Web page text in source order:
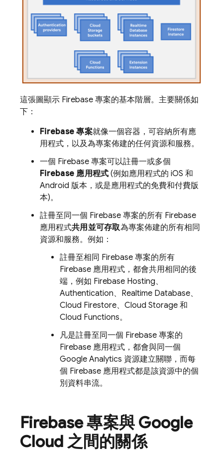
這張圖顯示 Firebase 專案的基本階層。主要關係如
下：
Firebase 專案就像一個容器，可容納所有應
用程式，以及為專案佈建的任何資源和服務。
一個 Firebase 專案可以註冊一或多個
Firebase 應用程式 (例如應用程式的 iOS 和
Android 版本，或是應用程式的免費和付費版
本)。
註冊至同一個 Firebase 專案的所有 Firebase
應用程式共用並可存取為專案佈建的所有相同
資源和服務。例如：
註冊至相同 Firebase 專案的所有
Firebase 應用程式，都會共用相同的後
端，例如 Firebase Hosting、
Authentication、 Realtime Database、
Cloud Firestore、 Cloud Storage 和
Cloud Functions。
凡是註冊至同一個 Firebase 專案的
Firebase 應用程式，都會與同一個
Google Analytics 資源建立關聯，而每
個 Firebase 應用程式都是該資源中的個
別資料串流。
Firebase 專案與 Google
Cloud 之間的關係